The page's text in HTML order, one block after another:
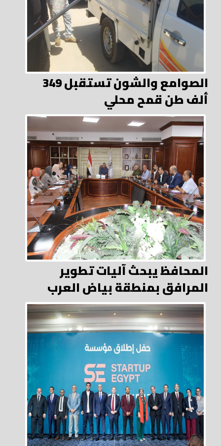
الصوامع والشون تستقبل 349
ألف طن قمح محلي
المحافظ يبحث آليات تطوير
المرافق بمنطقة بياض العرب